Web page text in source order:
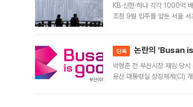
KB·신한·하나 각각 1000억
조정 9월 입주를 앞둔 서울 서
단독 논란의 'Busan
박형준 전 부산시장 재임 당
용산 대통령실 상징체계(CI)